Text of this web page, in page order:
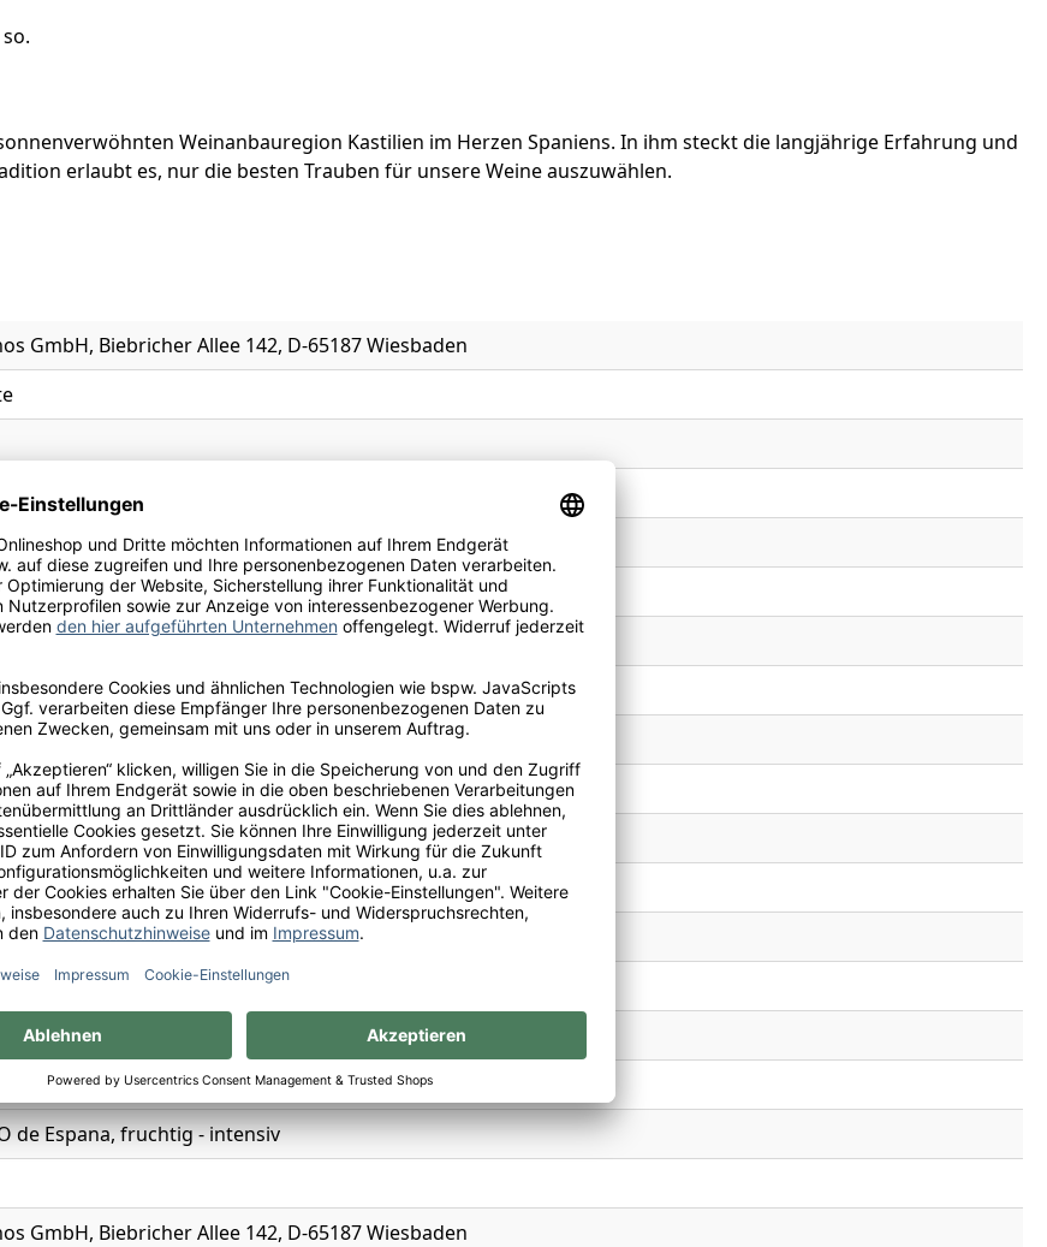
Weinanbauregion Kastilien im Herzen Spaniens. In ihm steckt die langjährige Erfahrung und
erlaubt es, nur die besten Trauben für unsere Weine auszuwählen.
GmbH, Biebricher Allee 142, D-65187 Wiesbaden
Erdbeere, Himbeere
de Espana, fruchtig - intensiv
GmbH, Biebricher Allee 142, D-65187 Wiesbaden